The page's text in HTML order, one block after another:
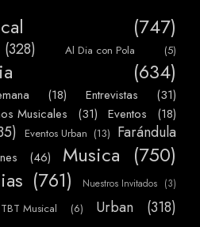
(747)
(328) Al Dia con Pola (5)
(634)
(18) Entrevistas (31)
Musicales (31) Eventos (18)
Eventos Urban (13) Farándula
(46) Musica (750)
(761) Nuestros Invitados (3)
TBT Musical (6) Urban (318)